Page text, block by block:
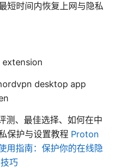
短时间内恢复上网与隐私
desktop app
测、最佳选择、如何在中
保护与设置教程 Proton
用指南：保护你的在线隐
巧